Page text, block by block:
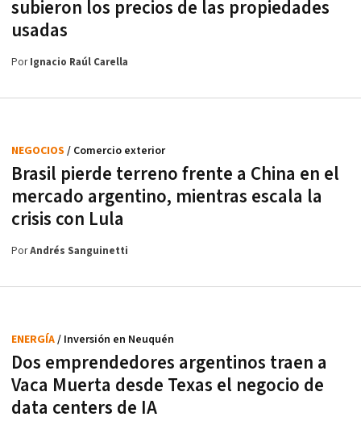
subieron los precios de las propiedades
usadas
PorIgnacio Raúl Carella
Brasil pierde terreno frente a China en el
mercado argentino, mientras escala la
crisis con Lula
NEGOCIOS / Comercio exterior
PorAndrés Sanguinetti
Dos emprendedores argentinos traen a
Vaca Muerta desde Texas el negocio de
data centers de IA
ENERGÍA/ Inversión en Neuquén